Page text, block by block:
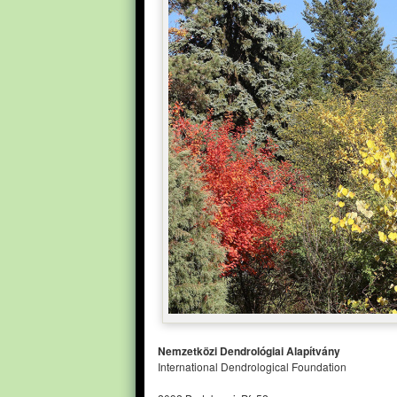
Nemzetközi Dendrológiai Alapítvány
International Dendrological Foundation